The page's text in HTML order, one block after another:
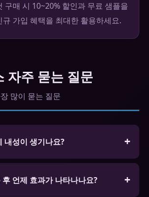
구매 시 10~20% 할인과 무료 샘플을
가입 혜택을 최대한 활용하세요.
자주 묻는 질문
많이 묻는 질문
내성이 생기나요?
없습니다. 생활습관 개선을 병행하
언제 효과가 나타나나요?